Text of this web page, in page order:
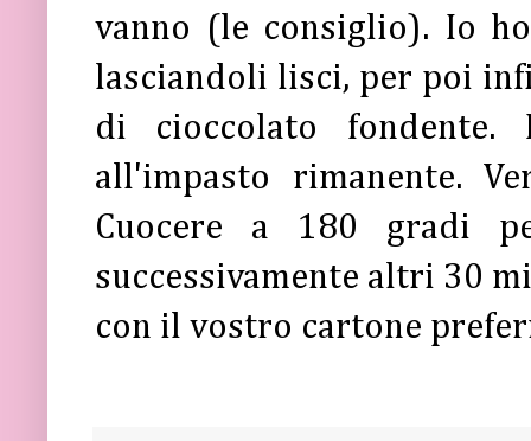
vanno (le consiglio). Io
lasciandoli lisci, per poi
di cioccolato fondente.
all'impasto rimanente.
Cuocere a 180 gradi
successivamente altri 30
con il vostro cartone